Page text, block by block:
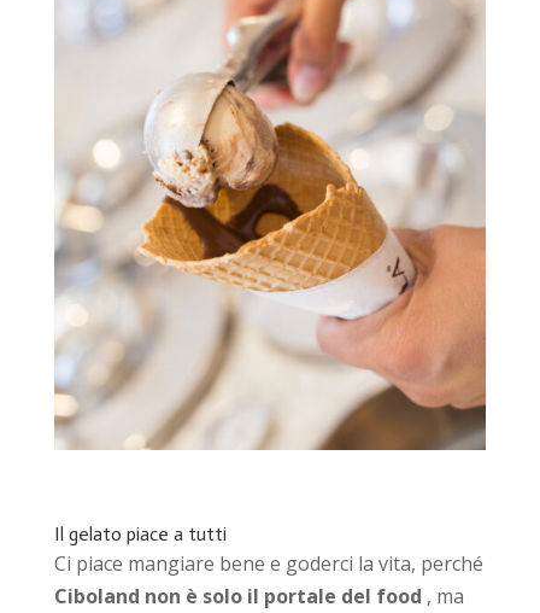
Il gelato piace a tutti
Ci piace mangiare bene e goderci la vita, perché
Ciboland non è solo il portale del food , ma